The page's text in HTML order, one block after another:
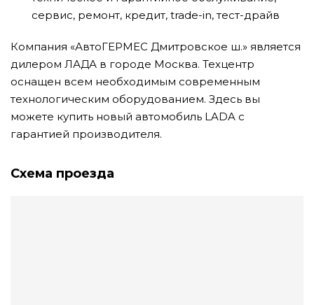
сервис, ремонт, кредит, trade-in, тест-драйв
Компания «АвтоГЕРМЕС Дмитровское ш.» является
дилером ЛАДА в городе Москва. Техцентр
оснащен всем необходимым современным
технологическим оборудованием. Здесь вы
можете купить новый автомобиль LADA с
гарантией производителя.
Схема проезда